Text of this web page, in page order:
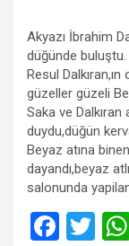
Akyazı İbrahim
düğünde buluştu.
Resul
güzeller güzeli
Saka ve
duydu,düğün
Beyaz atına
dayandı,beyaz
salonunda
F
T